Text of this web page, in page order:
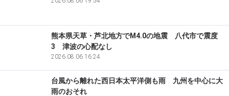
0.0 南
熊本県天草・芦北地方でM4.0の地震 八代市で震度
3 津波の心配なし
2026.08.06 16:24
台風から離れた西日本太平洋側も雨 九州を中心に大
雨のおそれ